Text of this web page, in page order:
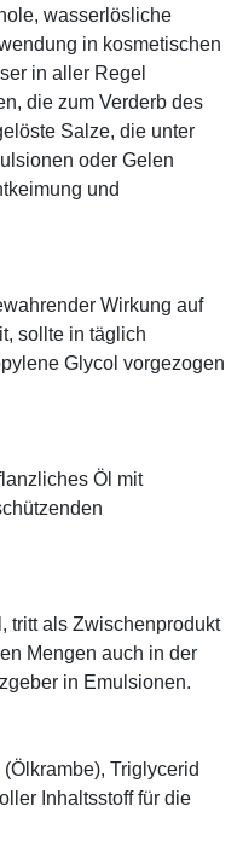
wasserlösliche
in kosmetischen
in aller Regel
die zum Verderb des
Salze, die unter
oder Gelen
und
Wirkung auf
sollte in täglich
Glycol vorgezogen
Öl mit
tritt als Zwischenprodukt
Mengen auch in der
in Emulsionen.
Triglycerid
Inhaltsstoff für die